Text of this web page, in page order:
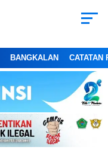
BANGKALAN CATATAN